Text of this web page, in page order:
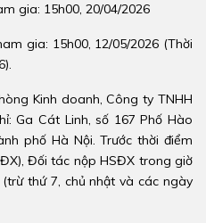
gia: 15h00, 20/04/2026
gia: 15h00, 12/05/2026 (Thời
Kinh doanh, Công ty TNHH
Ga Cát Linh, số 167 Phố Hào
phố Hà Nội. Trước thời điểm
Đối tác nộp HSĐX trong giờ
thứ 7, chủ nhật và các ngày